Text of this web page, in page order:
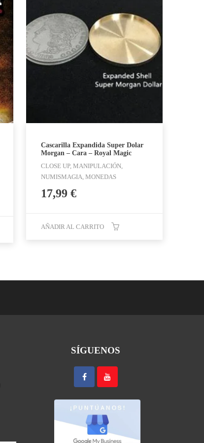
Cascarilla Expandida Super Dolar
Morgan – Cara – Royal Magic
CLOSE UP, MANIPULACIÓN,
NUMISMAGIA, MONEDAS
17,99 €
AÑADIR AL CARRITO
SÍGUENOS